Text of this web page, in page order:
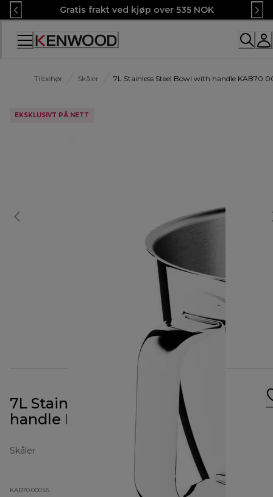
Skip
to
Content
Gratis frakt ved kjøp over 535 NOK
Tilbehør Skåler 7L Stainless Steel Bowl with handle
EKSKLUSIVT PÅ NETT
7L Stainless Steel Bowl with
handle KAB70.000SS
Skåler
KAB70.000SS